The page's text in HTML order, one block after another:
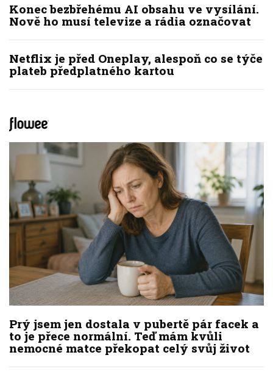
Konec bezbřehému AI obsahu ve vysílání.
Nově ho musí televize a rádia označovat
Netflix je před Oneplay, alespoň co se týče
plateb předplatného kartou
Prý jsem jen dostala v pubertě pár facek a
to je přece normální. Teď mám kvůli
nemocné matce překopat celý svůj život